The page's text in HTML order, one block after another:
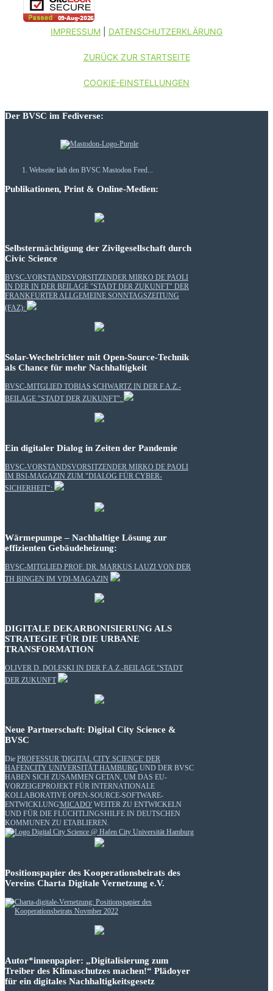
IMPRESSUM DATENSCHUTZERKLÄRUNG
ZURÜCK ZUR STARTSEITE
COOKIE-EINSTELLUNGEN
Der BVSC im Fediverse:
Webseite lädt den BVSC Mastodon Feed...
Publikationen, Print & Online-Medien:
Selbstermächtigung der Zivilgesellschaft durch
Civic Science
BVSC-VORSTANDSVORSITZENDER MIRKO DE PAOLI
IN DER IN DER BEILAGE "STADT DER ZUKUNFT" DER
FRANKFURTER ALLGEMEINE SONNTAGSZEITUNG
(FAZ):
Solar-Wechelrichter mit Open-Source-Technik
als Chance für mehr Nachhaltigkeit
BVSC-MITGLIED TOBIAS SCHWARTZ IN DER F.A.Z.-
BEILAGE "STADT DER ZUKUNFT":
Ein digitaler Dialog in Zeiten der Pandemie
BVSC-VORSTANDSVORSITZENDER MIRKO DE PAOLI
IM BSI-MAGAZIN ZUM "DIALOG FÜR CYBER-
SICHERHEIT":
Wärmepumpe – Nachhaltige Lösung zur
effizienten Gebäudeheizung:
BVSC-MITGLIED PROF. DR. MARKUS LAUZI VON DER
TH BINGEN IM VDI-MAGAZIN
DIGITALE DEKARBONISIERUNG ALS
STRATEGIE FÜR DIE URBANE
TRANSFORMATION
OLIVER D. DOLESKI IN DER F.A.Z.-BEILAGE "STADT
DER ZUKUNFT
Neue Partnerschaft: Digital City Science &
BVSC
Die PROFESSUR 'DIGITAL CITY SCIENCE' DER
HAFENCITY UNIVERSITÄT HAMBURG UND DER BVSC
HABEN SICH ZUSAMMEN GETAN, UM DAS EU-
VORZEIGEPROJEKT FÜR INTERNATIONALE
KOLLABORATIVE OPEN-SOURCE-SOFTWARE-
ENTWICKLUNG'MICADO' WEITER ZU ENTWICKELN
UND FÜR DIE FLÜCHTLINGSHILFE IN DEUTSCHEN
KOMMUNEN ZU ETABLIEREN.
Positionspapier des Kooperationsbeirats des
Vereins Charta Digitale Vernetzung e.V.
Autor*innenpapier: „Digitalisierung zum
Treiber des Klimaschutzes machen!“ Plädoyer
für ein digitales Nachhaltigkeitsgesetz